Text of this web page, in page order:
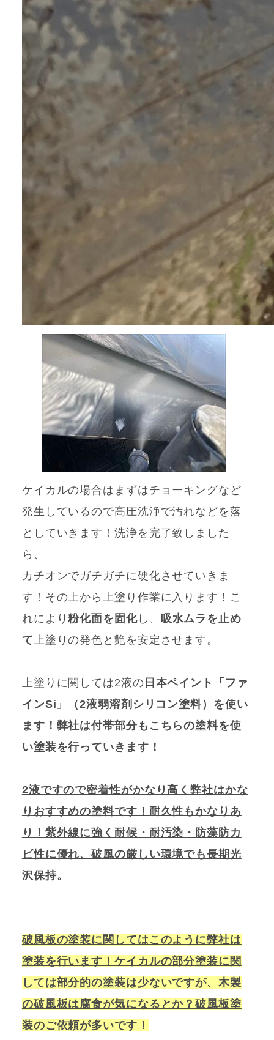
ケイカルの場合はまずはチョーキングなど
発生しているので高圧洗浄で汚れなどを落
としていきます！洗浄を完了致しました
ら、
カチオンでガチガチに硬化させていきま
す！その上から上塗り作業に入ります！こ
れにより粉化面を固化し、 吸水ムラを止め
て上塗りの発色と艶を安定させます。
上塗りに関しては2液の 日本ペイント「ファ
インSi」（2液弱溶剤シリコン塗料）を使い
ます！弊社は付帯部分もこちらの塗料を使
い塗装を行っていきます！
2液ですので密着性がかなり高く弊社はかな
りおすすめの塗料です！耐久性もかなりあ
り！紫外線に強く耐候・耐汚染・防藻防カ
ビ性に優れ、破風の厳しい環境でも長期光
沢保持。
破風板の塗装に関してはこのように弊社は
塗装を行います！ケイカルの部分塗装に関
しては部分的の塗装は少ないですが、木製
の破風板は腐食が気になるとか？破風板塗
装のご依頼が多いです！